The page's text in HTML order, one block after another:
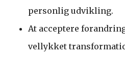
personlig udvikling.
At acceptere
vellykket